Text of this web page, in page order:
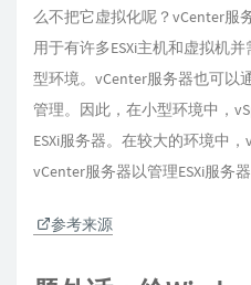
么不把它虚拟化呢？vCenter服
用于有许多ESXi主机和虚拟机
型环境。vCenter服务器也可以
管理。因此，在小型环境中，
ESXi服务器。在较大的环境中
vCenter服务器以管理ESXi服务器
参考来源